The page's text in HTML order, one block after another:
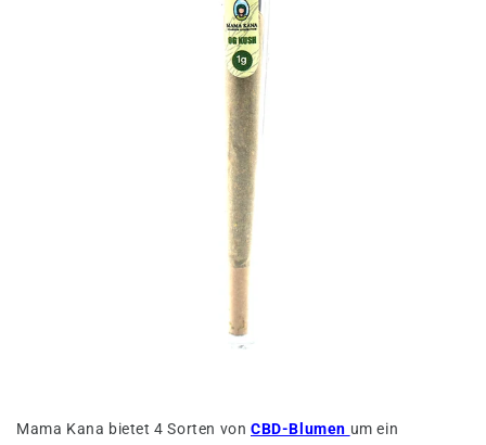
Mama Kana bietet 4 Sorten von CBD-Blumen um ein